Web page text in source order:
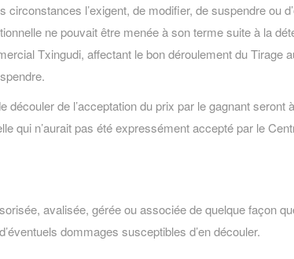
l’exigent, de modifier, de suspendre ou
ne pouvait être menée à son terme suite à la
Txingudi, affectant le bon déroulement du Tirage
de l’acceptation du prix par le gagnant seront
qui n’aurait pas été expressément accepté par le
avalisée, gérée ou associée de quelque façon
dommages susceptibles d’en découler.